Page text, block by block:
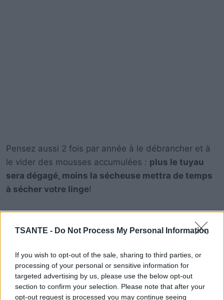
TSANTE - Do Not Process My Personal Information
If you wish to opt-out of the sale, sharing to third parties, or
processing of your personal or sensitive information for
targeted advertising by us, please use the below opt-out
section to confirm your selection. Please note that after your
opt-out request is processed you may continue seeing
Pensez aussi 2 fois par année à le débrancher et à
le vider des mousses accumulées : plus le tuyau
sera dégagé, moins la sécheuse mettra de temps
à sécher votre linge!
jeansà sécher,ajoutez une grande serviette
surcharger la sécheuse) : la serviette sèche
absorbera une partie de l’humidité et réduira le
temps total de séchage.